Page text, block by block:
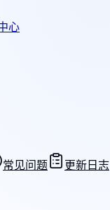
心
常见问题 更新日志